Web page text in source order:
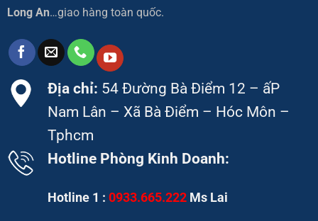
Long An…giao hàng toàn quốc.
Địa chỉ: 54 Đường Bà Điểm 12 – ấP
Nam Lân – Xã Bà Điểm – Hóc Môn –
Tphcm
Hotline Phòng Kinh Doanh:
Hotline 1 : 0933.665.222 Ms Lai